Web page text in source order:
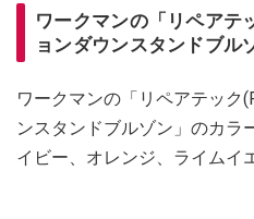
ワークマンの「リペアテ
ョンダウンスタンドブル
ワークマンの「リペアテック
ンスタンドブルゾン」のカラ
イビー、オレンジ、ライムイ